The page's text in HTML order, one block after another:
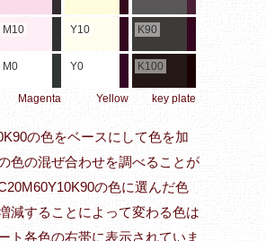
M10
M0
Magenta
Y10
Y0
Yellow
K90
K100
key plate
の色をベースにして色を加
色の混ぜ合わせを調べることが
の色に選んだ色
減することによって変わる色は
ト各色の右帯に表示されていま